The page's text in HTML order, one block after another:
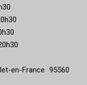
en-France 95560